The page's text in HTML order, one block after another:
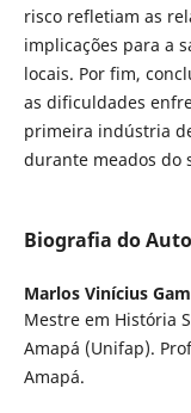
risco refletiam as
implicações para a
locais. Por fim,
as dificuldades
primeira indústria
durante meados do
Biografia do
Marlos Vinícius
Mestre em História
Amapá (Unifap).
Amapá.